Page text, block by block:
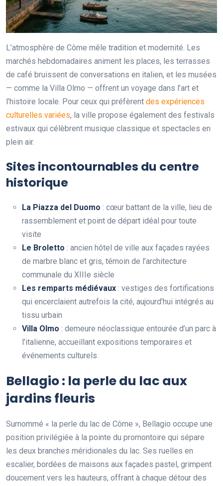
L’atmosphère de Côme mêle tradition et modernité. Les
marchés hebdomadaires animent les places, les terrasses
de café bruissent de conversations en italien, et les musées
— comme la Villa Olmo — offrent un voyage dans l’art et
l’histoire locale. Pour ceux qui préfèrent des expériences
culturelles variées, la ville propose également des festivals
estivaux qui célèbrent musique classique et spectacles en
plein air.
Sites incontournables du centre
historique
La Piazza del Duomo : cœur battant de la ville, lieu de
rassemblement et point de départ idéal pour toute
visite
Le Broletto : ancien hôtel de ville aux façades rayées
de marbre blanc et gris, témoin de l’architecture
communale du XIIIe siècle
Les remparts médiévaux : vestiges des fortifications
qui encerclaient autrefois la cité, aujourd’hui intégrés au
tissu urbain
Villa Olmo : demeure néoclassique entourée d’un parc à
l’italienne, accueillant expositions temporaires et
événements culturels
Bellagio : la perle du lac aux
jardins fleuris
Surnommé « la perle du lac de Côme », Bellagio occupe une
position privilégiée à la pointe du promontoire qui sépare
les deux branches méridionales du lac. Ses ruelles en
escalier, bordées de maisons aux façades pastel, grimpent
doucement vers les hauteurs, offrant à chaque détour des